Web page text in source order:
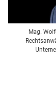
Mag.